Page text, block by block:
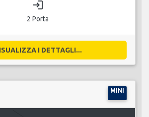
login
2 Porta
I DETTAGLI...
MINI